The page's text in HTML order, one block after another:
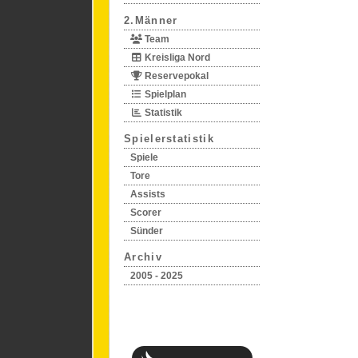
2.Männer
Team
Kreisliga Nord
Reservepokal
Spielplan
Statistik
Spielerstatistik
Spiele
Tore
Assists
Scorer
Sünder
Archiv
2005 - 2025